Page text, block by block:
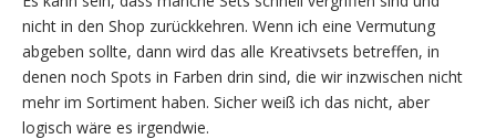
nicht in den Shop zurückkehren. Wenn ich eine Vermutung
abgeben sollte, dann wird das alle Kreativsets betreffen, in
denen noch Spots in Farben drin sind, die wir inzwischen nicht
mehr im Sortiment haben. Sicher weiß ich das nicht, aber
logisch wäre es irgendwie.